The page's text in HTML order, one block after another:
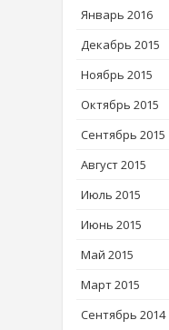
Январь 2016
Декабрь 2015
Ноябрь 2015
Октябрь 2015
Сентябрь 2015
Август 2015
Июль 2015
Июнь 2015
Май 2015
Март 2015
Сентябрь 2014